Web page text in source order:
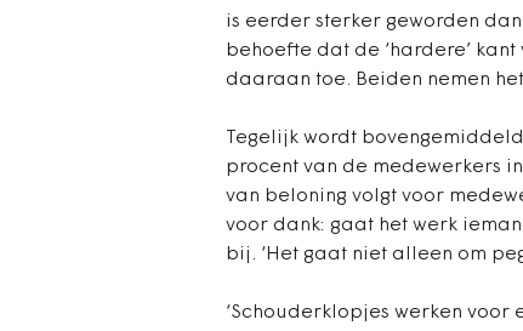
is eerder sterker geworden
behoefte dat de ‘hardere’ kant
daaraan toe. Beiden nemen
Tegelijk wordt
procent van de medewerkers
van beloning volgt voor
voor dank: gaat het werk
bij. ‘Het gaat niet alleen om
‘Schouderklopjes werken